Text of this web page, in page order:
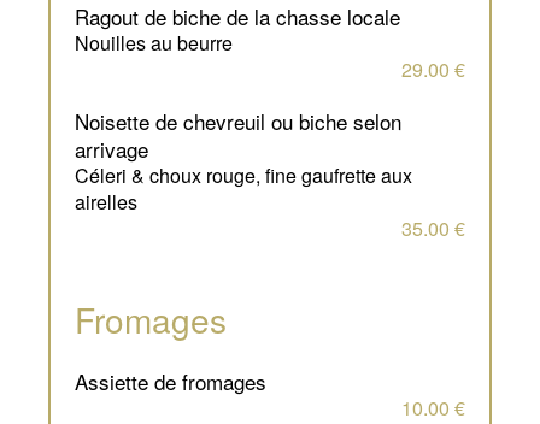
ragout de biche de la chasse locale
Nouilles au beurre
29.00 €
noisette de chevreuil ou biche selon
arrivage
Céleri & choux rouge, fine gaufrette aux
airelles
35.00 €
Fromages
assiette de fromages
10.00 €